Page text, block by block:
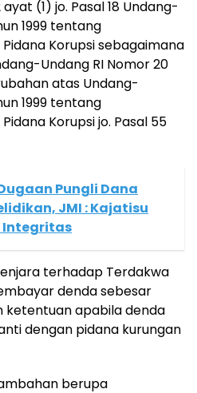
(1) jo. Pasal 18 Undang-
1999 tentang
Korupsi sebagaimana
Undang RI Nomor 20
atas Undang-
1999 tentang
Korupsi jo. Pasal 55
Pungli Dana
JMI : Kajatisu
Integritas
terhadap Terdakwa
denda sebesar
ketentuan apabila denda
dengan pidana kurungan
berupa